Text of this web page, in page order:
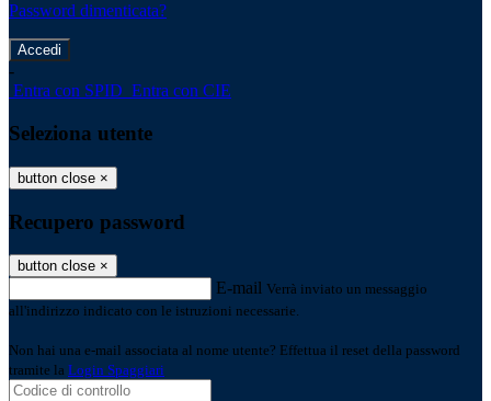
Password dimenticata?
-
Entra con SPID Entra con CIE
Seleziona utente
button close ×
Recupero password
button close ×
E-mail Verrà inviato un messaggio
all'indirizzo indicato con le istruzioni necessarie.
Non hai una e-mail associata al nome utente? Effettua il reset della password
tramite la Login Spaggiari